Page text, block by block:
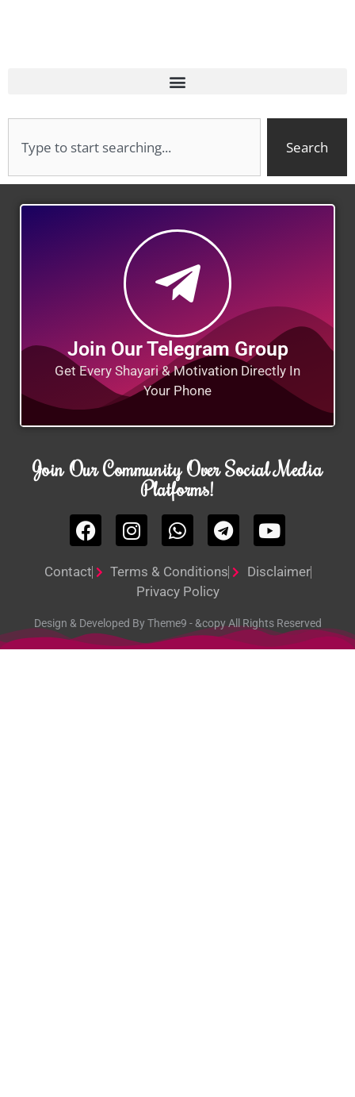
Search
Join Our Telegram Group
Get Every Shayari & Motivation Directly In
Your Phone
Join Our Community Over Social Media
Platforms!
Contact Terms & Conditions
Disclaimer
Privacy Policy
Design & Developed By Theme9 - &copy All Rights Reserved